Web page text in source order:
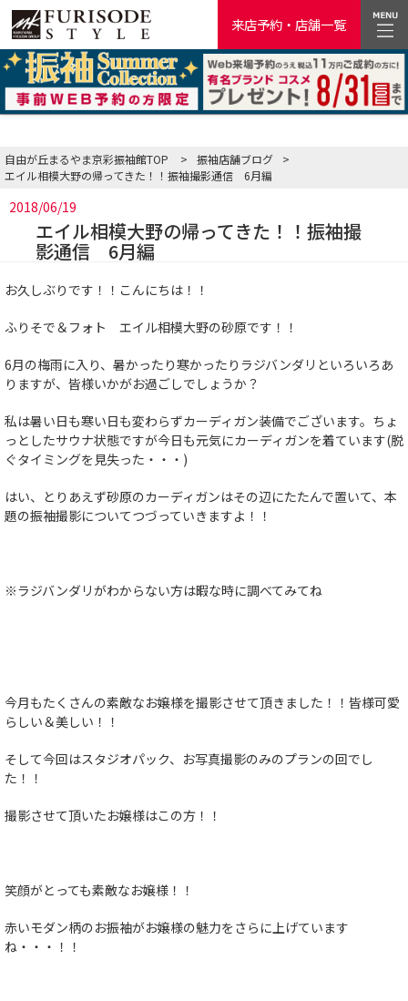
来店予約・店舗一覧
自由が丘まるやま京彩振袖館TOP > 振袖店舗ブログ
>
エイル相模大野の帰ってきた！！振袖撮影通信 6月編
2018/06/19
エイル相模大野の帰ってきた！！振袖撮
影通信 6月編
お久しぶりです！！こんにちは！！
ふりそで＆フォト エイル相模大野の砂原です！！
6月の梅雨に入り、暑かったり寒かったりラジバンダリといろいろあ
りますが、皆様いかがお過ごしでしょうか？
私は暑い日も寒い日も変わらずカーディガン装備でございます。ちょ
っとしたサウナ状態ですが今日も元気にカーディガンを着ています(脱
ぐタイミングを見失った・・・)
はい、とりあえず砂原のカーディガンはその辺にたたんで置いて、本
題の振袖撮影についてつづっていきますよ！！
※ラジバンダリがわからない方は暇な時に調べてみてね
今月もたくさんの素敵なお嬢様を撮影させて頂きました！！皆様可愛
らしい＆美しい！！
そして今回はスタジオパック、お写真撮影のみのプランの回でし
た！！
撮影させて頂いたお嬢様はこの方！！
笑顔がとっても素敵なお嬢様！！
赤いモダン柄のお振袖がお嬢様の魅力をさらに上げています
ね・・・！！